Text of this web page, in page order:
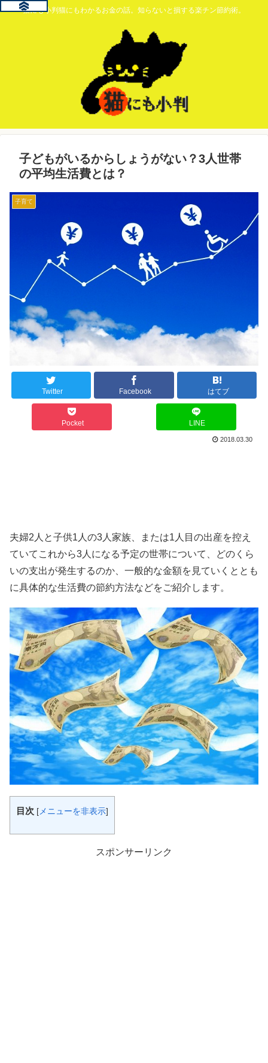
猫にも小判猫にもわかるお金の話。知らないと損する楽チン節約術。
子どもがいるからしょうがない？3人世帯
の平均生活費とは？
子育て
Twitter Facebook はてブ
Pocket LINE
2018.03.30
夫婦2人と子供1人の3人家族、または1人目の出産を控え
ていてこれから3人になる予定の世帯について、どのくら
いの支出が発生するのか、一般的な金額を見ていくととも
に具体的な生活費の節約方法などをご紹介します。
目次 [メニューを非表示]
スポンサーリンク